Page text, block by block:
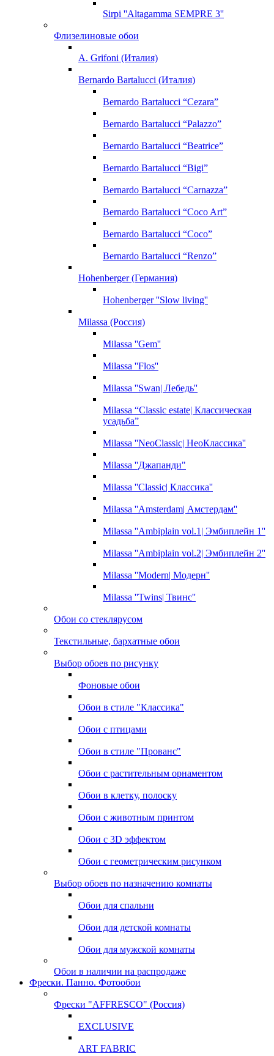
Sirpi ''Altagamma SEMPRE 3''
Флизелиновые обои
A. Grifoni (Италия)
Bernardo Bartalucci (Италия)
Bernardo Bartalucci “Cezara”
Bernardo Bartalucci “Palazzo”
Bernardo Bartalucci “Beatrice”
Bernardo Bartalucci “Bigi”
Bernardo Bartalucci “Carnazza”
Bernardo Bartalucci “Coco Art”
Bernardo Bartalucci “Coco”
Bernardo Bartalucci “Renzo”
Hohenberger (Германия)
Hohenberger ''Slow living''
Milassa (Россия)
Milassa ''Gem''
Milassa ''Flos''
Milassa ''Swan| Лебедь''
Milassa “Classic estate| Классическая
усадьба”
Milassa ''NeoClassic| НеоКлассика''
Milassa ''Джапанди"
Milassa ''Classic| Классика''
Milassa ''Amsterdam| Амстердам''
Milassa ''Ambiplain vol.1| Эмбиплейн 1''
Milassa ''Ambiplain vol.2| Эмбиплейн 2''
Milassa ''Modern| Модерн''
Milassa ''Twins| Твинс''
Обои со стеклярусом
Текстильные, бархатные обои
Выбор обоев по рисунку
Фоновые обои
Обои в стиле "Классика"
Обои с птицами
Обои в стиле "Прованс"
Обои с растительным орнаментом
Обои в клетку, полоску
Обои с животным принтом
Обои с 3D эффектом
Обои с геометрическим рисунком
Выбор обоев по назначению комнаты
Обои для спальни
Обои для детской комнаты
Обои для мужской комнаты
Обои в наличии на распродаже
Фрески. Панно. Фотообои
Фрески "AFFRESCO" (Россия)
EXCLUSIVE
ART FABRIC